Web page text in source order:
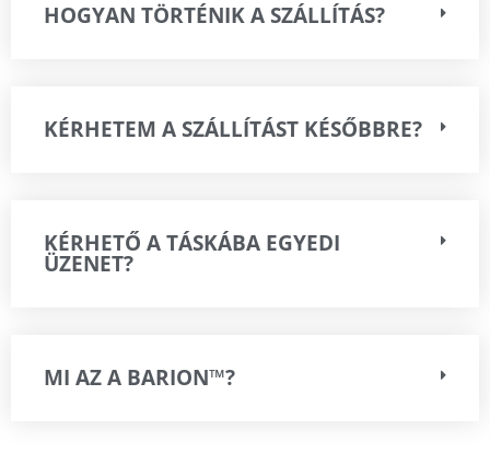
HOGYAN TÖRTÉNIK A SZÁLLÍTÁS?
KÉRHETEM A SZÁLLÍTÁST KÉSŐBBRE?
KÉRHETŐ A TÁSKÁBA EGYEDI
ÜZENET?
MI AZ A BARION™?